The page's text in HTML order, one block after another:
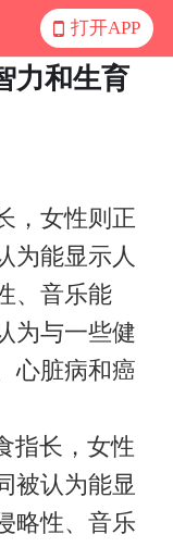
打开APP
力和生育
，女性则正
为能显示人
、音乐能
为与一些健
心脏病和癌
指长，女性
被认为能显
略性、音乐